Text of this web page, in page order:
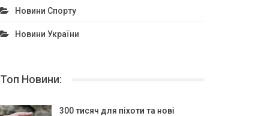
Новини Спорту
Новини України
Топ Новини:
300 тисяч для піхоти та нові